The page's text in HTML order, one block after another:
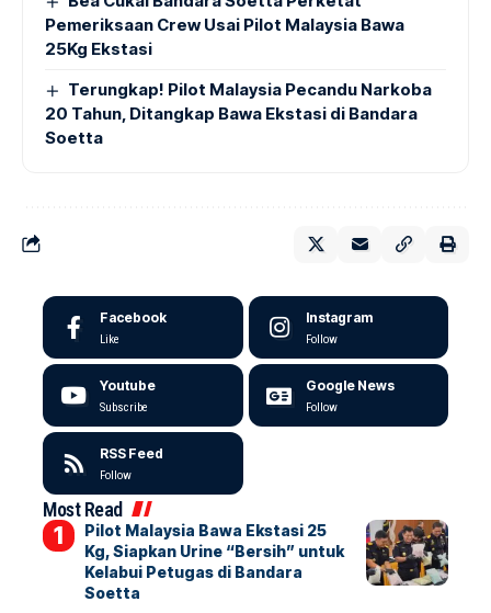
Pemeriksaan Crew Usai Pilot Malaysia Bawa
25Kg Ekstasi
Terungkap! Pilot Malaysia Pecandu Narkoba
20 Tahun, Ditangkap Bawa Ekstasi di Bandara
Soetta
Facebook
Like
Instagram
Follow
Youtube
Subscribe
Google News
Follow
RSS Feed
Follow
Most Read
Pilot Malaysia Bawa Ekstasi 25
Kg, Siapkan Urine “Bersih” untuk
Kelabui Petugas di Bandara
Soetta